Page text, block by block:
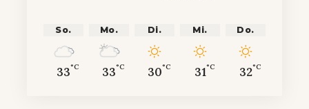
So.
33°C
Mo.
33°C
Di.
30°C
Mi.
31°C
Do.
32°C